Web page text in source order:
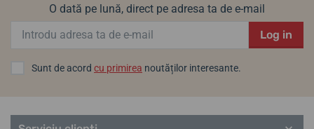
O dată pe lună, direct pe adresa ta de e-mail
Log in
Sunt de acord cu primirea noutăților interesante.